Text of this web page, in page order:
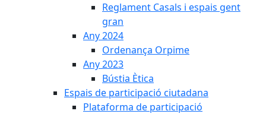
Reglament Casals i espais gent
gran
Any 2024
Ordenança Orpime
Any 2023
Bústia Ètica
Espais de participació ciutadana
Plataforma de participació